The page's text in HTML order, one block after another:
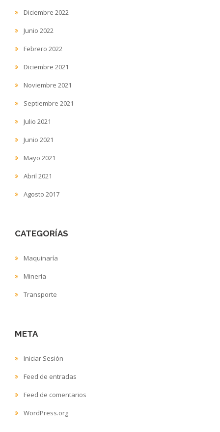
Diciembre 2022
Junio 2022
Febrero 2022
Diciembre 2021
Noviembre 2021
Septiembre 2021
Julio 2021
Junio 2021
Mayo 2021
Abril 2021
Agosto 2017
CATEGORÍAS
Maquinaría
Minería
Transporte
META
Iniciar Sesión
Feed de entradas
Feed de comentarios
WordPress.org